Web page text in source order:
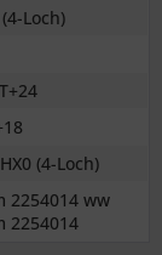
Loch)
(4-Loch)
2254014 ww
2254014